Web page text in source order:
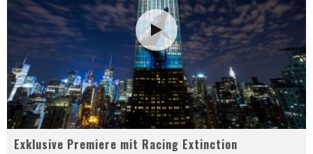
Exklusive Premiere mit Racing Extinction